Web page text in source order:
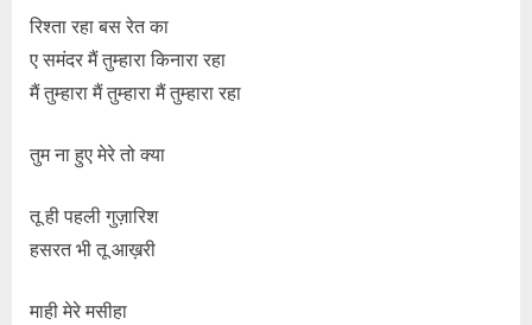
रिश्ता रहा बस रेत का
ए समंदर मैं तुम्हारा किनारा रहा
मैं तुम्हारा मैं तुम्हारा मैं तुम्हारा रहा
तुम ना हुए मेरे तो क्या
तू ही पहली गुज़ारिश
हसरत भी तू आख़री
माही मेरे मसीहा